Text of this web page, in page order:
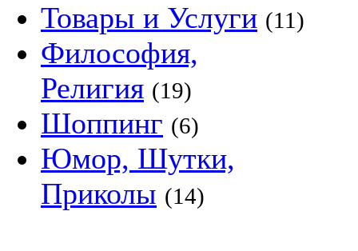
Товары и Услуги (11)
Философия,
Религия (19)
Шоппинг (6)
Юмор, Шутки,
Приколы (14)